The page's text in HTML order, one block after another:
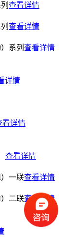
查看详情
查看详情
系列 查看详情
详情
看详情
查看详情
一联查看详情
二联查看详情